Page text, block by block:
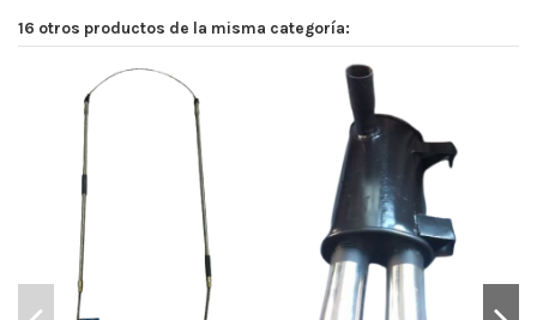
16 otros productos de la misma categoría: